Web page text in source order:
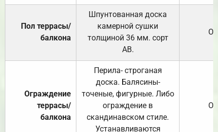
Пол террасы/
балкона
Шпунтованная доска
камерной сушки
толщиной 36 мм. сорт
АВ.
Ограждение
террасы/
балкона
Перила- строганая
доска. Балясины-
точеные, фигурные. Либо
ограждение в
скандинавском стиле.
Устанавливаются